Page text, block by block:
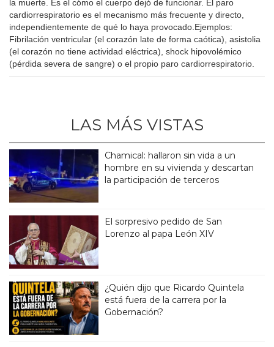
la muerte. Es el cómo el cuerpo dejó de funcionar. El paro
cardiorrespiratorio es el mecanismo más frecuente y directo,
independientemente de qué lo haya provocado.Ejemplos:
Fibrilación ventricular (el corazón late de forma caótica), asistolia
(el corazón no tiene actividad eléctrica), shock hipovolémico
(pérdida severa de sangre) o el propio paro cardiorrespiratorio.
LAS MÁS VISTAS
Chamical: hallaron sin vida a un
hombre en su vivienda y descartan
la participación de terceros
El sorpresivo pedido de San
Lorenzo al papa León XIV
¿Quién dijo que Ricardo Quintela
está fuera de la carrera por la
Gobernación?